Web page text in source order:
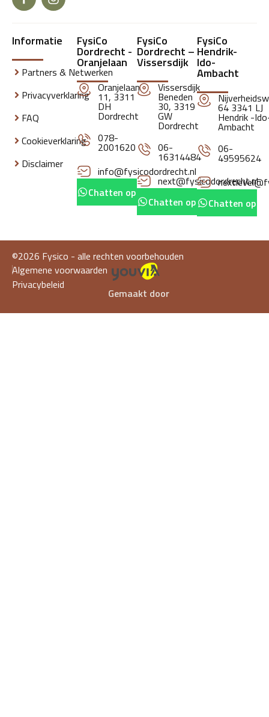
Informatie
Partners & Netwerken
Privacyverklaring
FAQ
Cookieverklaring
Disclaimer
FysiCo
Dordrecht -
Oranjelaan
Oranjelaan
11, 3311
DH
Dordrecht
078-
2001620
info@fysicodordrecht.nl
Chatten op whatsapp
FysiCo
Dordrecht –
Vissersdijk
Vissersdijk
Beneden
30, 3319
GW
Dordrecht
06-
16314484
next@fysicodordrecht.nl
Chatten op whatsapp
FysiCo
Hendrik-
Ido-
Ambacht
64 3341 LJ
Hendrik -
Ambacht
06-
49595624
Chatten op
©2026 Fysico - alle rechten voorbehouden
Algemene voorwaarden
Privacybeleid
Gemaakt door